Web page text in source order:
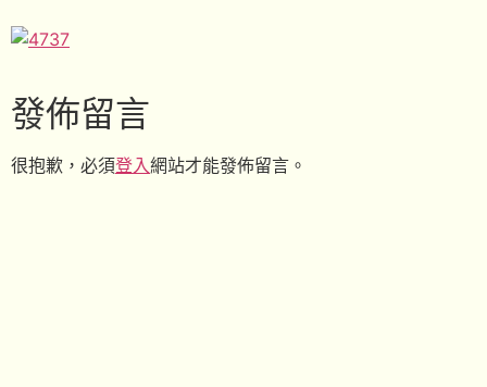
發佈留言
很抱歉，必須登入網站才能發佈留言。